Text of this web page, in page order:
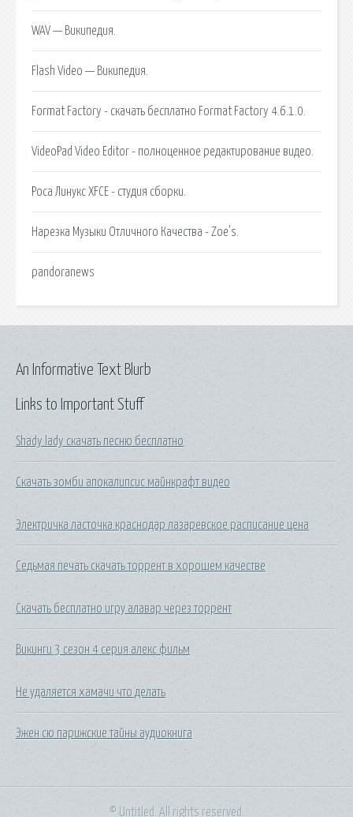
WAV — Википедия.
Flash Video — Википедия.
Format Factory - скачать бесплатно Format Factory 4.6.1.0.
VideoPad Video Editor - полноценное редактирование видео.
Роса Линукс XFCE - студия сборки.
Нарезка Музыки Отличного Качества - Zoe's.
pandoranews
Links to Important Stuff
Shady lady скачать песню бесплатно
Скачать зомби апокалипсис майнкрафт видео
Электричка ласточка краснодар лазаревское расписание цена
Седьмая печать скачать торрент в хорошем качестве
Скачать бесплатно игру алавар через торрент
Викинги 3 сезон 4 серия алекс фильм
Не удаляется хамачи что делать
Эжен сю парижские тайны аудиокнига
An Informative Text Blurb
© Untitled. All rights reserved.